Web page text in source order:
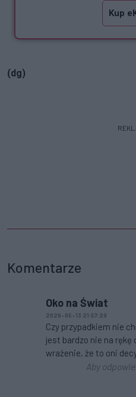
Kup
(dg)
Komentarze
Oko na Świat
2026-05-13 21:57:29
Czy przypadkiem nie
jest bardzo nie na rękę
wrażenie, że to oni
Aby